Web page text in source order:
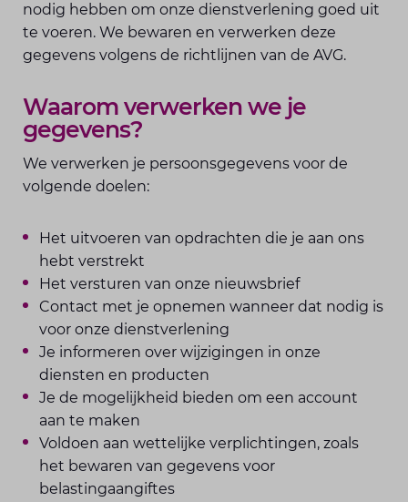
nodig hebben om onze dienstverlening goed uit
te voeren. We bewaren en verwerken deze
gegevens volgens de richtlijnen van de AVG.
Waarom verwerken we je
gegevens?
We verwerken je persoonsgegevens voor de
volgende doelen:
Het uitvoeren van opdrachten die je aan ons
hebt verstrekt
Het versturen van onze nieuwsbrief
Contact met je opnemen wanneer dat nodig is
voor onze dienstverlening
Je informeren over wijzigingen in onze
diensten en producten
Je de mogelijkheid bieden om een account
aan te maken
Voldoen aan wettelijke verplichtingen, zoals
het bewaren van gegevens voor
belastingaangiftes